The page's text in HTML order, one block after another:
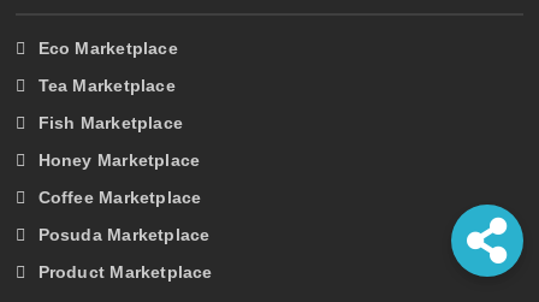
Eco Marketplace
Tea Marketplace
Fish Marketplace
Honey Marketplace
Coffee Marketplace
Posuda Marketplace
Product Marketplace